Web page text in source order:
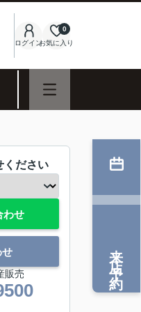
ログインお気に入り
0
ください
わせ
せ
販売 来店予約